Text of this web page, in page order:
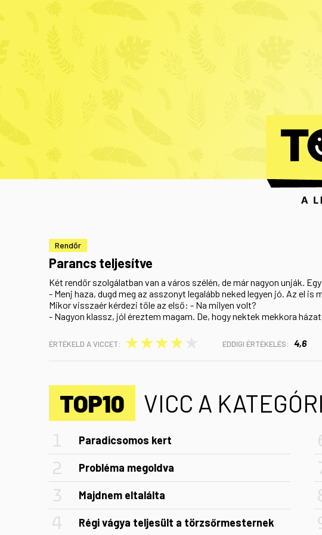
Rendőr
Parancs teljesítve
Két rendőr szolgálatban van a város szélén, de már nagyon unják.
- Menj haza, dugd meg az asszonyt legalább neked legyen jó. Az el is
Mikor visszaér kérdezi tőle az első: - Na milyen volt?
- Nagyon klassz, jól éreztem magam. De, hogy nektek mekkora
ÉRTÉKELD A VICCET: ★
★
★
★ EDDIGI ÉRTÉKELÉS: 4,6
TOP10 VICC A
Paradicsomos kert
Probléma megoldva
Majdnem eltalálta
Régi vágya teljesült a törzsőrmesternek